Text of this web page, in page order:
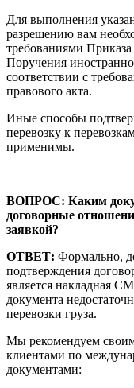
Для выполнения
разрешению вам
требованиями
Поручения
соответствии с
правового акта.
Иные способы
перевозку к
применимы.
ВОПРОС: Каким
договорные
заявкой?
ОТВЕТ: Формально,
подтверждения
является накладная
документа
перевозки груза.
Мы рекомендуем
клиентами по
документами: